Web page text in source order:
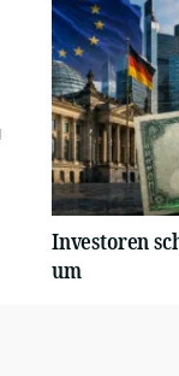
Investoren
um